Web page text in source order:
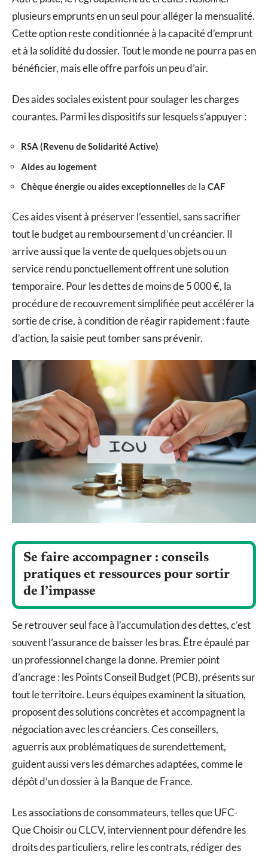
plusieurs emprunts en un seul pour alléger la mensualité.
Cette option reste conditionnée à la capacité d’emprunt
et à la solidité du dossier. Tout le monde ne pourra pas en
bénéficier, mais elle offre parfois un peu d’air.
Des aides sociales existent pour soulager les charges
courantes. Parmi les dispositifs sur lesquels s’appuyer :
RSA (Revenu de Solidarité Active)
Aides au logement
Chèque énergieouaides exceptionnelles de la CAF
Ces aides visent à préserver l’essentiel, sans sacrifier
tout le budget au remboursement d’un créancier. Il
arrive aussi que la vente de quelques objets ou un
service rendu ponctuellement offrent une solution
temporaire. Pour les dettes de moins de 5 000 €, la
procédure de recouvrement simplifiée peut accélérer la
sortie de crise, à condition de réagir rapidement : faute
d’action, la saisie peut tomber sans prévenir.
Se faire accompagner : conseils
pratiques et ressources pour sortir
de l’impasse
Se retrouver seul face à l’accumulation des dettes, c’est
souvent l’assurance de baisser les bras. Être épaulé par
un professionnel change la donne. Premier point
d’ancrage : les Points Conseil Budget (PCB), présents sur
tout le territoire. Leurs équipes examinent la situation,
proposent des solutions concrètes et accompagnent la
négociation avec les créanciers. Ces conseillers,
aguerris aux problématiques de surendettement,
guident aussi vers les démarches adaptées, comme le
dépôt d’un dossier à la Banque de France.
Les associations de consommateurs, telles que UFC-
Que Choisir ou CLCV, interviennent pour défendre les
droits des particuliers, relire les contrats, rédiger des